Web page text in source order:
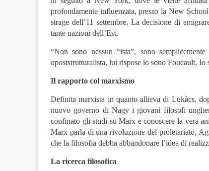
profondamente influenzata, presso la New
strage dell’11 settembre. La decisione di
tante nazioni dell’Est.
“Non sono nessun “ista”, sono
opoststrutturalista, lui rispose io sono Foucault. Io
Il rapporto col marxismo
Definita marxista in quanto allieva di Lukàcs,
nuovo governo di Nagy i giovani filosofi
confinato gli studi su Marx e conoscere la vera
Marx parla di una rivoluzione del proletariato,
che la filosofia debba abbandonare l’idea di
La ricerca filosofica